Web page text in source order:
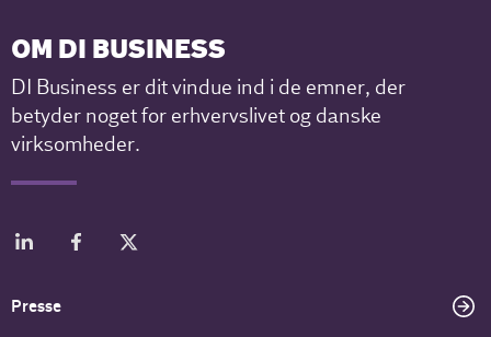
OM DI BUSINESS
DI Business er dit vindue ind i de emner, der
betyder noget for erhvervslivet og danske
virksomheder.
Presse